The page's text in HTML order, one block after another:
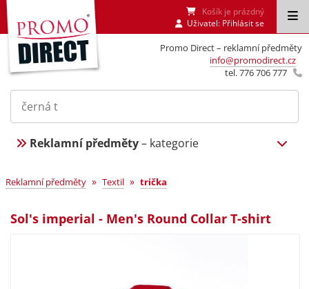
Promo Direct – reklamní předměty
info@promodirect.cz
tel. 776 706 777
Košík je prázdný
Uživatel: Přihlásit se
Reklamní předměty– kategorie
Reklamní předměty » Textil » trička
Sol's imperial - Men's Round Collar T-shirt